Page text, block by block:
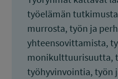
työelämän
murrosta, työn ja
yhteensovittamista,
monikulttuurisuutta,
työhyvinvointia, työn